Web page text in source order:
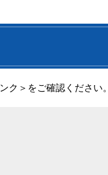
ク＞ をご確認ください。